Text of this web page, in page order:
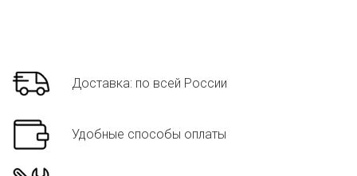
Доставка: по всей России
Удобные способы оплаты